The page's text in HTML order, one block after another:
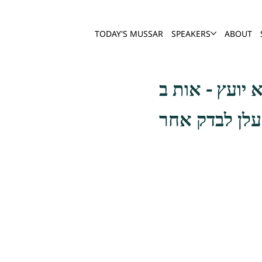
TODAY'S MUSSAR SPEAKERS ABOUT
לבדק אחר